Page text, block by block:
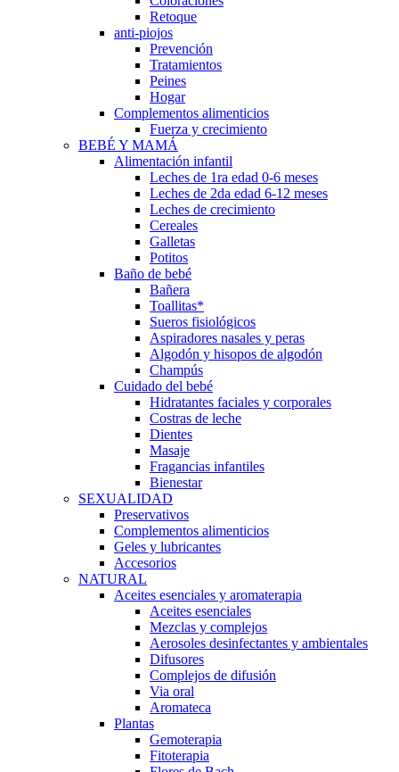
Retoque
anti-piojos
Prevención
Tratamientos
Peines
Hogar
Complementos alimenticios
Fuerza y crecimiento
BEBÉ Y MAMÁ
Alimentación infantil
Leches de 1ra edad 0-6 meses
Leches de 2da edad 6-12 meses
Leches de crecimiento
Cereales
Galletas
Potitos
Baño de bebé
Bañera
Toallitas*
Sueros fisiológicos
Aspiradores nasales y peras
Algodón y hisopos de algodón
Champús
Cuidado del bebé
Hidratantes faciales y corporales
Costras de leche
Dientes
Masaje
Fragancias infantiles
Bienestar
SEXUALIDAD
Preservativos
Complementos alimenticios
Geles y lubricantes
Accesorios
NATURAL
Aceites esenciales y aromaterapia
Aceites esenciales
Mezclas y complejos
Aerosoles desinfectantes y ambientales
Difusores
Complejos de difusión
Via oral
Aromateca
Plantas
Gemoterapia
Fitoterapia